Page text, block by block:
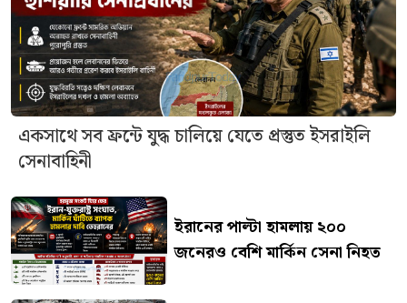
একসাথে সব ফ্রন্টে যুদ্ধ চালিয়ে যেতে প্রস্তুত ইসরাইলি
সেনাবাহিনী
ইরানের পাল্টা হামলায় ২০০
জনেরও বেশি মার্কিন সেনা নিহত